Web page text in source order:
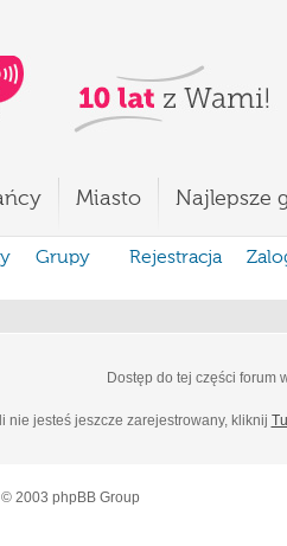
Miasto Najlepsze
Grupy Rejestracja
Dostęp do tej części forum
nie jesteś jeszcze zarejestrowany, kliknij
© 2003 phpBB Group